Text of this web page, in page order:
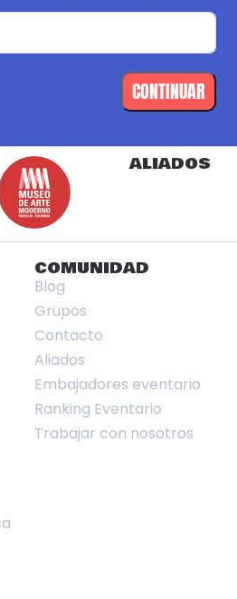
CONTINUAR
ALIADOS
COMUNIDAD
Blog
Grupos
Contacto
Aliados
Embajadores eventario
Ranking Eventario
Trabajar con nosotros